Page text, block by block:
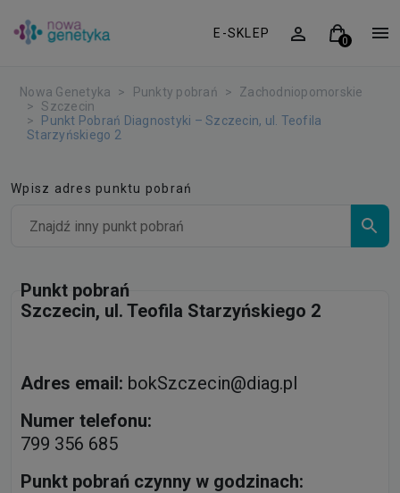
E-SKLEP
Nowa Genetyka Punkty pobrań
Zachodniopomorskie
Szczecin
Punkt Pobrań Diagnostyki – Szczecin, ul. Teofila
Starzyńskiego 2
Wpisz adres punktu pobrań
Punkt pobrań
Szczecin, ul. Teofila Starzyńskiego 2
Adres email: bokSzczecin@diag.pl
Numer telefonu:
799 356 685
Punkt pobrań czynny w godzinach: